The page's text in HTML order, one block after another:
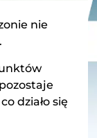
nie
działo się